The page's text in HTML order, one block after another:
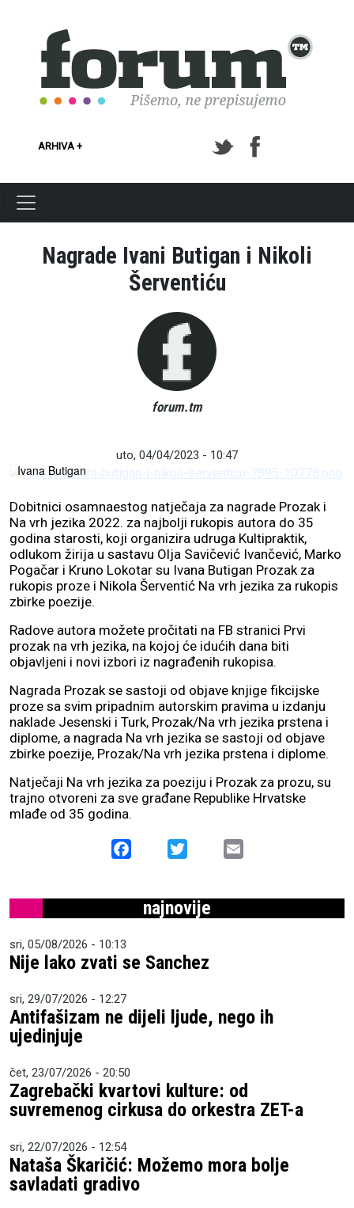
ARHIVA +
Nagrade Ivani Butigan i Nikoli
Šerventiću
forum.tm
uto, 04/04/2023 - 10:47
Ivana Butigan
Dobitnici osamnaestog natječaja za nagrade Prozak i
Na vrh jezika 2022. za najbolji rukopis autora do 35
godina starosti, koji organizira udruga Kultipraktik,
odlukom žirija u sastavu Olja Savičević Ivančević, Marko
Pogačar i Kruno Lokotar su Ivana Butigan Prozak za
rukopis proze i Nikola Šerventić Na vrh jezika za rukopis
zbirke poezije.
Radove autora možete pročitati na FB stranici Prvi
prozak na vrh jezika, na kojoj će idućih dana biti
objavljeni i novi izbori iz nagrađenih rukopisa.
Nagrada Prozak se sastoji od objave knjige fikcijske
proze sa svim pripadnim autorskim pravima u izdanju
naklade Jesenski i Turk, Prozak/Na vrh jezika prstena i
diplome, a nagrada Na vrh jezika se sastoji od objave
zbirke poezije, Prozak/Na vrh jezika prstena i diplome.
Natječaji Na vrh jezika za poeziju i Prozak za prozu, su
trajno otvoreni za sve građane Republike Hrvatske
mlađe od 35 godina.
Facebook
najnovije
sri, 05/08/2026 - 10:13
Nije lako zvati se Sanchez
sri, 29/07/2026 - 12:27
Antifašizam ne dijeli ljude, nego ih
ujedinjuje
čet, 23/07/2026 - 20:50
Zagrebački kvartovi kulture: od
suvremenog cirkusa do orkestra ZET-a
sri, 22/07/2026 - 12:54
Nataša Škaričić: Možemo mora bolje
savladati gradivo